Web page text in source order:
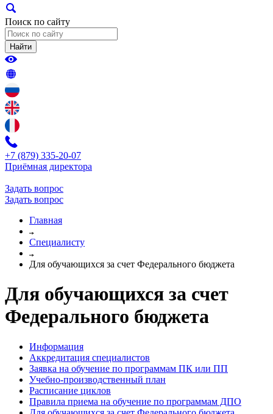
Поиск по сайту
Найти
+7 (879) 335-20-07
Приёмная директора
Задать вопрос
Задать вопрос
Главная
Специалисту
Для обучающихся за счет Федерального бюджета
Для обучающихся за счет
Федерального бюджета
Информация
Аккредитация специалистов
Заявка на обучение по программам ПК или ПП
Учебно-производственный план
Расписание циклов
Правила приема на обучение по программам ДПО